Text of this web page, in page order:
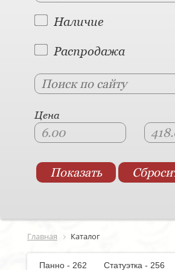
Наличие
Распродажа
Цена
Главная Каталог
Панно - 262 Статуэтка - 256